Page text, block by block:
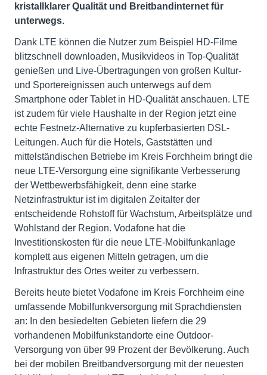
kristallklarer Qualität und Breitbandinternet für
unterwegs.
Dank LTE können die Nutzer zum Beispiel HD-Filme
blitzschnell downloaden, Musikvideos in Top-Qualität
genießen und Live-Übertragungen von großen Kultur-
und Sportereignissen auch unterwegs auf dem
Smartphone oder Tablet in HD-Qualität anschauen. LTE
ist zudem für viele Haushalte in der Region jetzt eine
echte Festnetz-Alternative zu kupferbasierten DSL-
Leitungen. Auch für die Hotels, Gaststätten und
mittelständischen Betriebe im Kreis Forchheim bringt die
neue LTE-Versorgung eine signifikante Verbesserung
der Wettbewerbsfähigkeit, denn eine starke
Netzinfrastruktur ist im digitalen Zeitalter der
entscheidende Rohstoff für Wachstum, Arbeitsplätze und
Wohlstand der Region. Vodafone hat die
Investitionskosten für die neue LTE-Mobilfunkanlage
komplett aus eigenen Mitteln getragen, um die
Infrastruktur des Ortes weiter zu verbessern.
Bereits heute bietet Vodafone im Kreis Forchheim eine
umfassende Mobilfunkversorgung mit Sprachdiensten
an: In den besiedelten Gebieten liefern die 29
vorhandenen Mobilfunkstandorte eine Outdoor-
Versorgung von über 99 Prozent der Bevölkerung. Auch
bei der mobilen Breitbandversorgung mit der neuesten